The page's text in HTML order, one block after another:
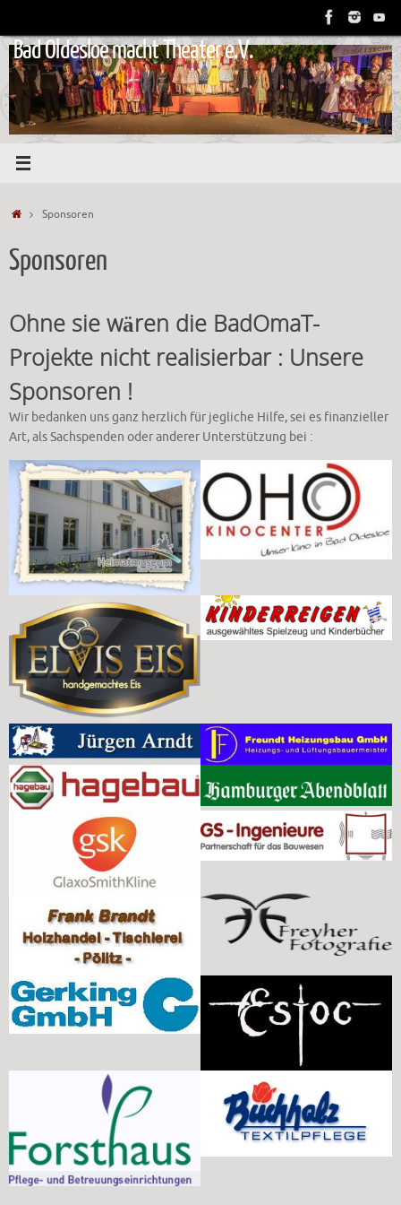
springen
Bad Oldesloe macht Theater e.V.
StartSponsoren
Sponsoren
Ohne sie wären die BadOmaT-
Projekte nicht realisierbar : Unsere
Sponsoren !
Wir bedanken uns ganz herzlich für jegliche Hilfe, sei es finanzieller
Art, als Sachspenden oder anderer Unterstützung bei :